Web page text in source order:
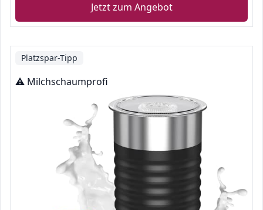
Jetzt zum Angebot
Platzspar-Tipp
⚠️ Milchschaumprofi